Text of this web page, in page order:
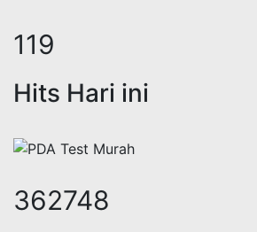
146
Hits Hari ini
443833